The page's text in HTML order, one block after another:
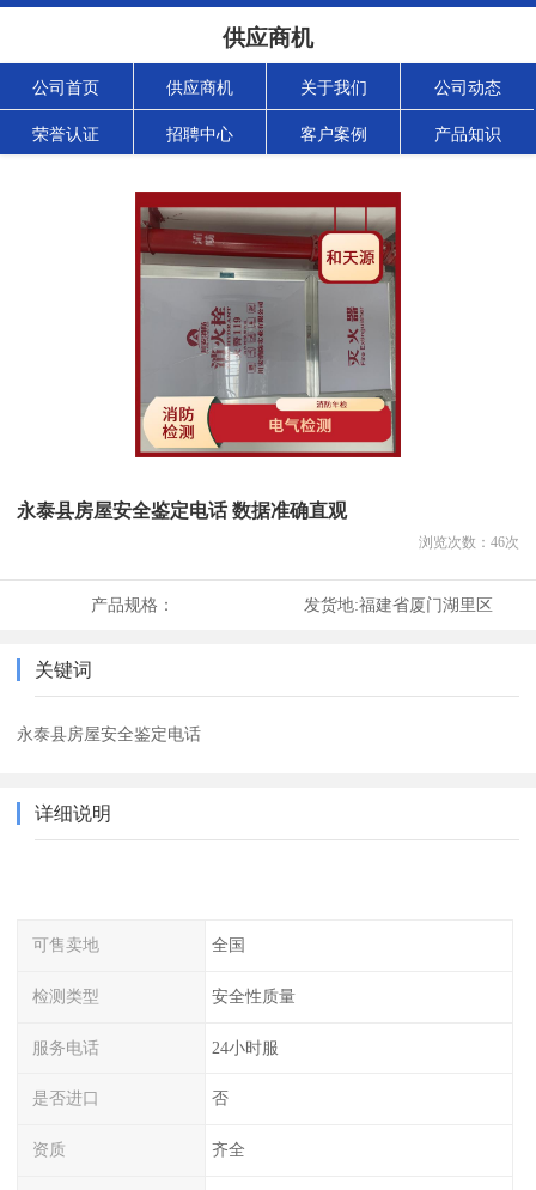
供应商机
公司首页 供应商机 关于我们 公司动态
荣誉认证 招聘中心 客户案例 产品知识
永泰县房屋安全鉴定电话 数据准确直观
浏览次数： 46次
产品规格： 发货地:福建省厦门湖里区
关键词
永泰县房屋安全鉴定电话
详细说明
可售卖地 全国
检测类型 安全性质量
服务电话 24小时服
是否进口 否
资质 齐全